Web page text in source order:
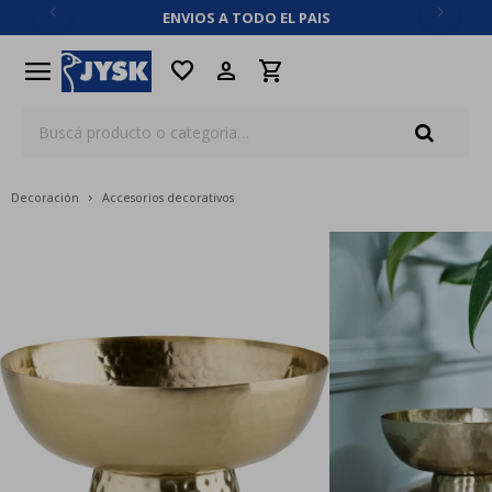
ENVIOS A TODO EL PAIS
menu favorite
Decoración Accesorios decorativos
close